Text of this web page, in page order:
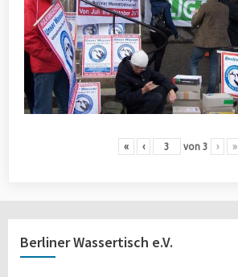
« ‹ von 3 › »
Berliner Wassertisch e.V.